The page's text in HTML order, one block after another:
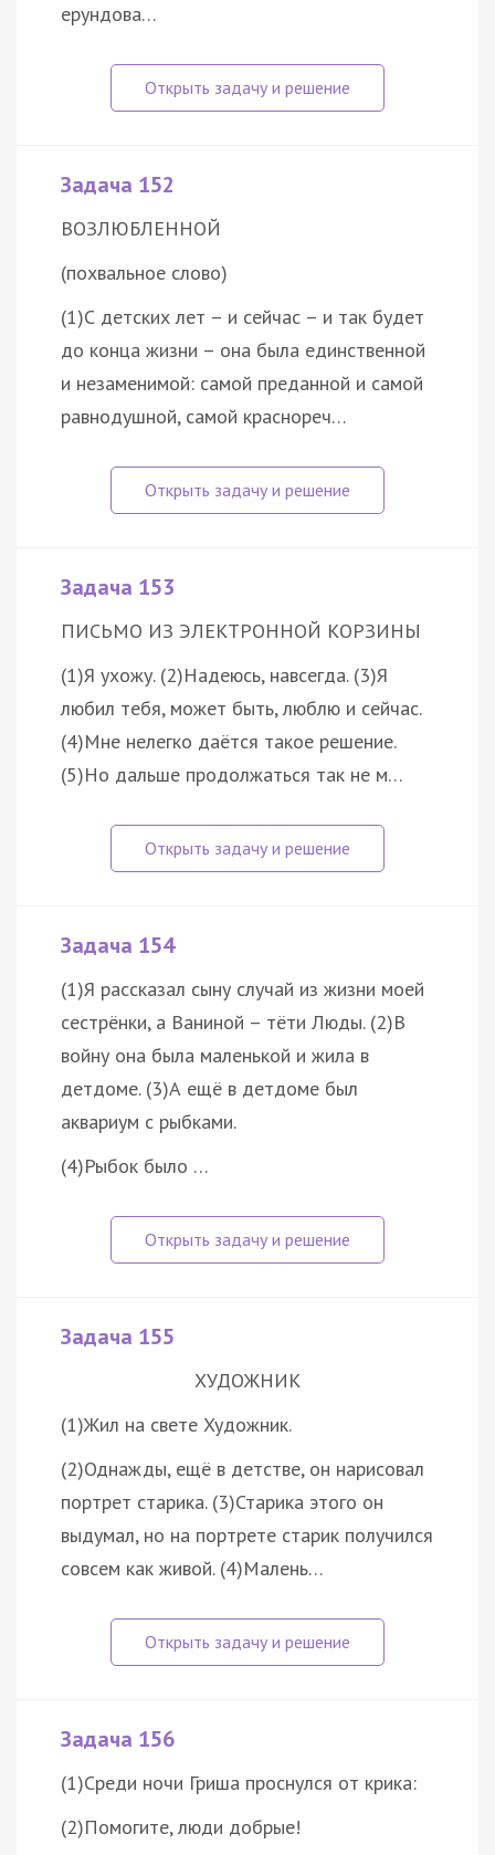
ерундова…
Задача 152
ВОЗЛЮБЛЕННОЙ
(похвальное слово)
(1)С детских лет – и сейчас – и так будет
до конца жизни – она была единственной
и незаменимой: самой преданной и самой
равнодушной, самой краснореч…
Задача 153
ПИСЬМО ИЗ ЭЛЕКТРОННОЙ КОРЗИНЫ
(1)Я ухожу. (2)Надеюсь, навсегда. (3)Я
любил тебя, может быть, люблю и сейчас.
(4)Мне нелегко даётся такое решение.
(5)Но дальше продолжаться так не м…
Задача 154
(1)Я рассказал сыну случай из жизни моей
сестрёнки, а Ваниной – тёти Люды. (2)В
войну она была маленькой и жила в
детдоме. (3)А ещё в детдоме был
аквариум с рыбками.
(4)Рыбок было …
Задача 155
ХУДОЖНИК
(1)Жил на свете Художник.
(2)Однажды, ещё в детстве, он нарисовал
портрет старика. (3)Старика этого он
выдумал, но на портрете старик получился
совсем как живой. (4)Малень…
Задача 156
(1)Среди ночи Гриша проснулся от крика:
(2)Помогите, люди добрые!